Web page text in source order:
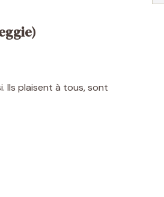
Ils plaisent à tous, sont